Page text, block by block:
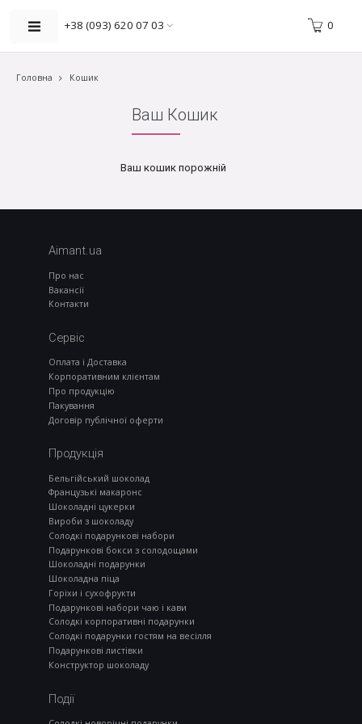
+38 (093) 620 07 03 0
Головна Кошик
Ваш Кошик
Ваш кошик порожній
Aimant.ua
Про нас
Вакансії
Контакти
Сервіс
Оплата і Доставка
Корпоративним клієнтам
Про продукцію
Пакування
Договір публічної оферти
Продукція
Бельгійський шоколад
Французькі макаронс
Шоколадні цукерки
Вироби з шоколаду
Солодкі подарункові набори
Подарункові бокси з солодощами
Шоколадні подарунки
Шоколадна піца
Горіхи і сухофрукти
Подарункові набори чаю і кави
Солодкі корпоративні подарунки
Солодкі подарунки гостям на весілля
Подарункові листівки
Конструктор шоколаду
Події